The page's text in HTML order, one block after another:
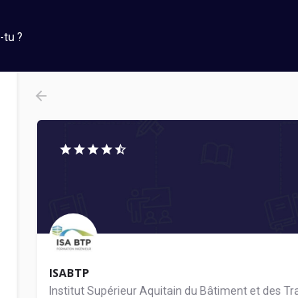
ISABTP
Institut Supérieur Aquitain du Bâtiment et des